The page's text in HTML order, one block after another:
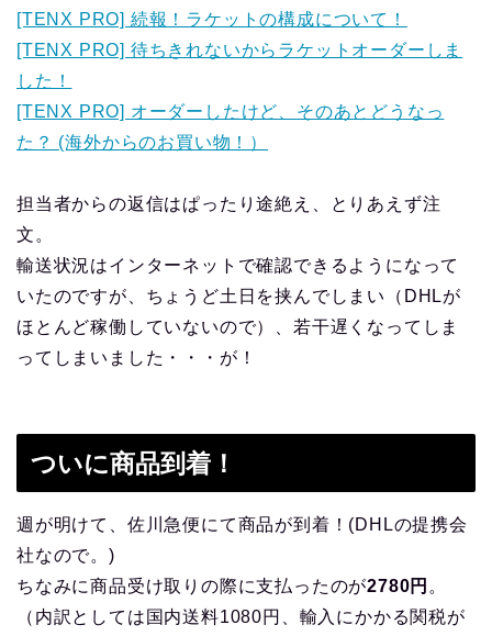
[TENX PRO] 続報！ラケットの構成について！
[TENX PRO] 待ちきれないからラケットオーダーしま
した！
[TENX PRO] オーダーしたけど、そのあとどうなっ
た？ (海外からのお買い物！）
担当者からの返信はぱったり途絶え、とりあえず注
文。
輸送状況はインターネットで確認できるようになって
いたのですが、ちょうど土日を挟んでしまい（DHLが
ほとんど稼働していないので）、若干遅くなってしま
ってしまいました・・・が！
ついに商品到着！
週が明けて、佐川急便にて商品が到着！(DHLの提携会
社なので。)
ちなみに商品受け取りの際に支払ったのが2780円 。
（内訳としては国内送料1080円、輸入にかかる関税が